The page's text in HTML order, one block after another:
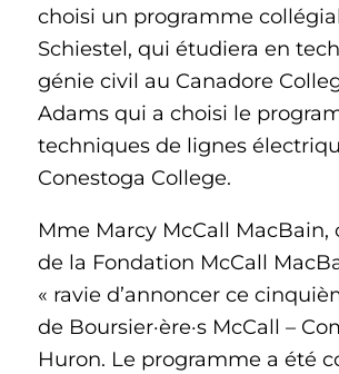
choisi un programme
Schiestel, qui étudiera en
génie civil au Canadore
Adams qui a choisi le
techniques de lignes
Conestoga College.
Mme Marcy McCall MacBain,
de la Fondation McCall
« ravie d’annoncer ce
de Boursier·ère·s McCall –
Huron. Le programme a été